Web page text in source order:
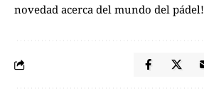
novedad acerca del mundo del pádel!